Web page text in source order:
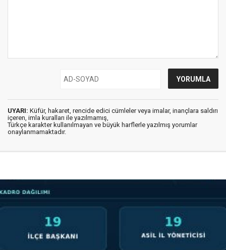
UYARI: Küfür, hakaret, rencide edici cümleler veya imalar, inançlara saldırı
içeren, imla kuralları ile yazılmamış,
Türkçe karakter kullanılmayan ve büyük harflerle yazılmış yorumlar
onaylanmamaktadır.